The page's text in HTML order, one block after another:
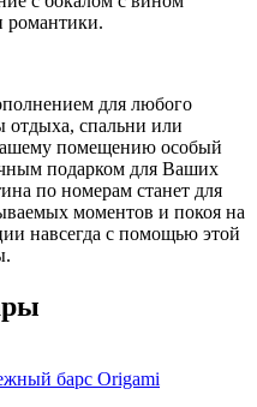
романтики.
для любого
отдыха, спальни или
помещению особый
подарком для Ваших
по номерам станет для
моментов и покоя на
навсегда с помощью этой